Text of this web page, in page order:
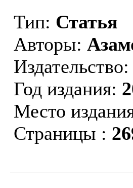
Тип: Статья
Авторы:
Издательство:
Год издания:
Место
Страницы :